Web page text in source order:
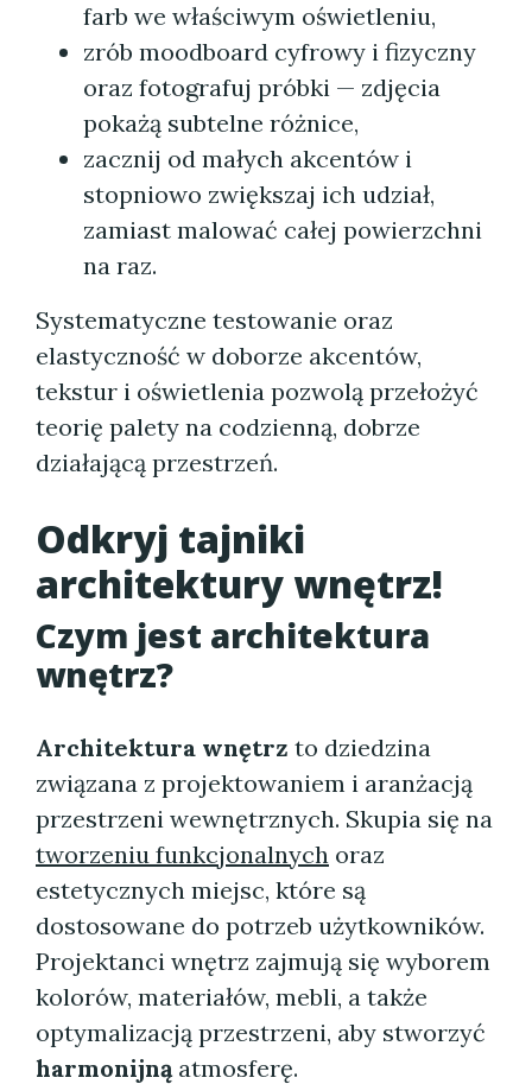
farb we właściwym oświetleniu,
zrób moodboard cyfrowy i fizyczny
oraz fotografuj próbki — zdjęcia
pokażą subtelne różnice,
zacznij od małych akcentów i
stopniowo zwiększaj ich udział,
zamiast malować całej powierzchni
na raz.
Systematyczne testowanie oraz
elastyczność w doborze akcentów,
tekstur i oświetlenia pozwolą przełożyć
teorię palety na codzienną, dobrze
działającą przestrzeń.
Odkryj tajniki
architektury wnętrz!
Czym jest architektura
wnętrz?
Architektura wnętrz to dziedzina
związana z projektowaniem i aranżacją
przestrzeni wewnętrznych. Skupia się na
tworzeniu funkcjonalnych oraz
estetycznych miejsc, które są
dostosowane do potrzeb użytkowników.
Projektanci wnętrz zajmują się wyborem
kolorów, materiałów, mebli, a także
optymalizacją przestrzeni, aby stworzyć
harmonijnąatmosferę.